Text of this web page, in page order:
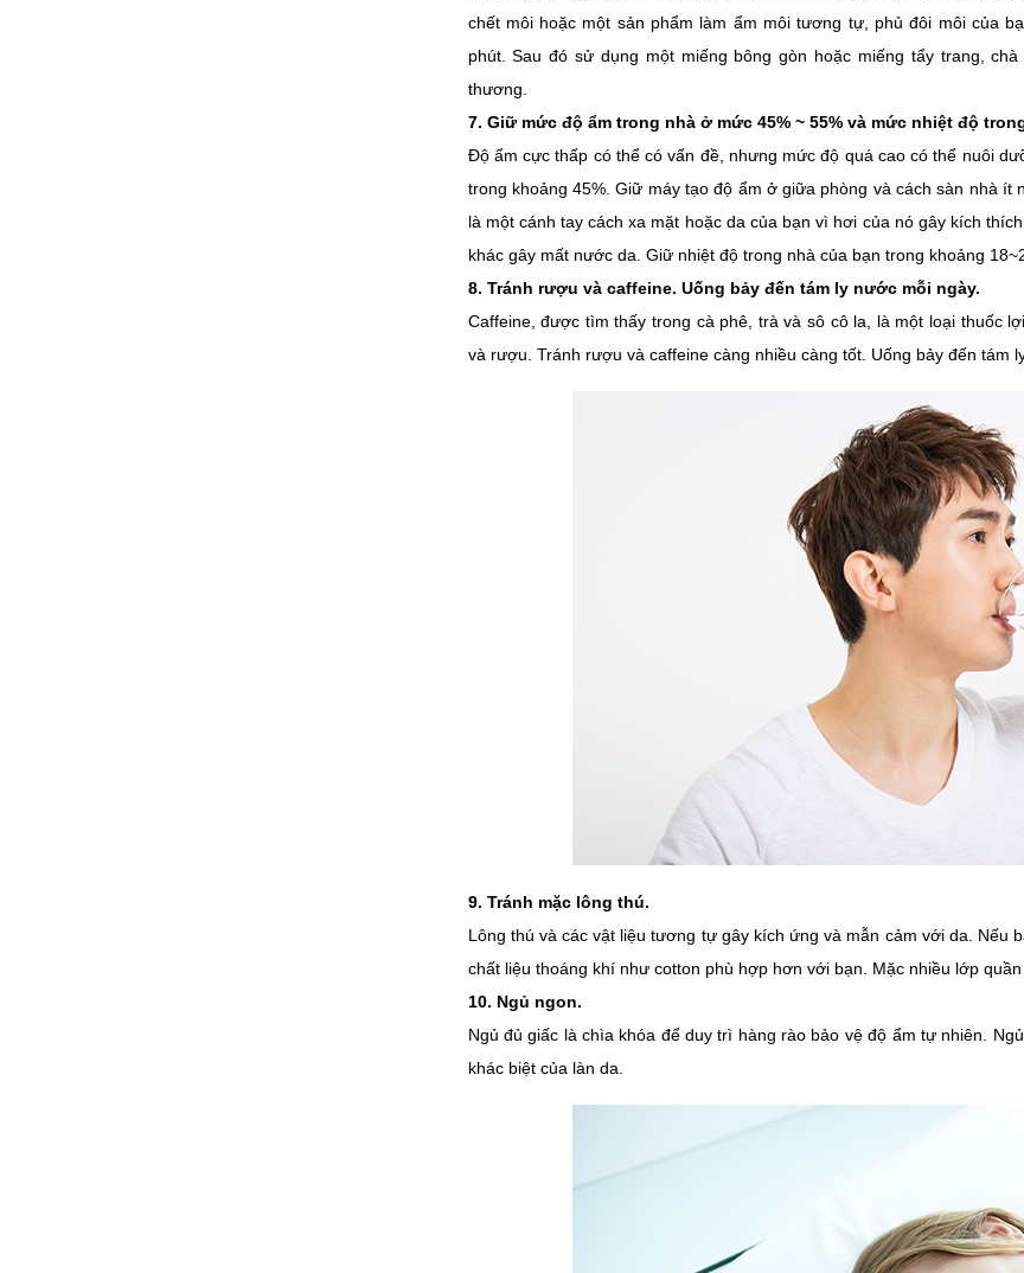
chết môi hoặc một sản phẩm làm ẩm môi tương tự, phủ đôi môi của
phút. Sau đó sử dụng một miếng bông gòn hoặc miếng tẩy trang,
thương.
7. Giữ mức độ ẩm trong nhà ở mức 45% ~ 55% và mức nhiệt độ
Độ ẩm cực thấp có thể có vấn đề, nhưng mức độ quá cao có thể nuôi
trong khoảng 45%. Giữ máy tạo độ ẩm ở giữa phòng và cách sàn nhà
là một cánh tay cách xa mặt hoặc da của bạn vì hơi của nó gây kích
khác gây mất nước da. Giữ nhiệt độ trong nhà của bạn trong khoảng
8. Tránh rượu và caffeine. Uống bảy đến tám ly nước mỗi ngày.
Caffeine, được tìm thấy trong cà phê, trà và sô cô la, là một loại thuốc
và rượu. Tránh rượu và caffeine càng nhiều càng tốt. Uống bảy đến tám
9. Tránh mặc lông thú.
Lông thú và các vật liệu tương tự gây kích ứng và mẫn cảm với da. Nếu
chất liệu thoáng khí như cotton phù hợp hơn với bạn. Mặc nhiều lớp
10. Ngủ ngon.
Ngủ đủ giấc là chìa khóa để duy trì hàng rào bảo vệ độ ẩm tự nhiên.
khác biệt của làn da.